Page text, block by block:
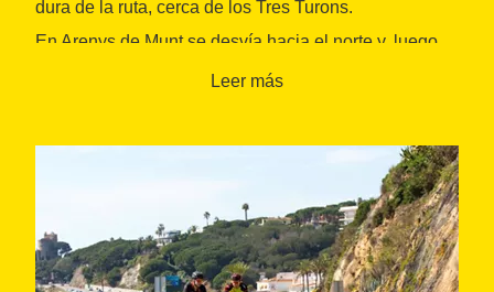
dura de la ruta, cerca de los Tres Turons.
En Arenys de Munt se desvía hacia el norte y, luego,
Continúa la bajada hasta llegar a la
aquí, se vuelve a recorrer el camino costero hasta
Leer más